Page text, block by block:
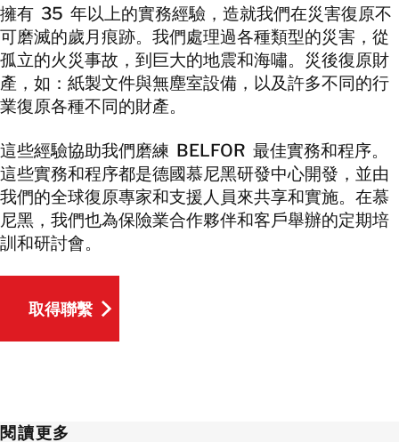
閱讀更多
擁有 35 年以上的實務經驗，造就我們在災害復原不
可磨滅的歲月痕跡。我們處理過各種類型的災害，從
孤立的火災事故，到巨大的地震和海嘯。災後復原財
產，如：紙製文件與無塵室設備，以及許多不同的行
業復原各種不同的財產。
這些經驗協助我們磨練 BELFOR 最佳實務和程序。
這些實務和程序都是德國慕尼黑研發中心開發，並由
我們的全球復原專家和支援人員來共享和實施。在慕
尼黑，我們也為保險業合作夥伴和客戶舉辦的定期培
訓和研討會。
取得聯繫